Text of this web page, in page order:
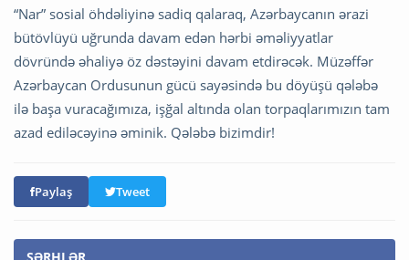
“Nar” sosial öhdəliyinə sadiq qalaraq, Azərbaycanın ərazi
bütövlüyü uğrunda davam edən hərbi əməliyyatlar
dövründə əhaliyə öz dəstəyini davam etdirəcək. Müzəffər
Azərbaycan Ordusunun gücü sayəsində bu döyüşü qələbə
ilə başa vuracağımıza, işğal altında olan torpaqlarımızın tam
azad ediləcəyinə əminik. Qələbə bizimdir!
Paylaş Tweet
ŞƏRHLƏR